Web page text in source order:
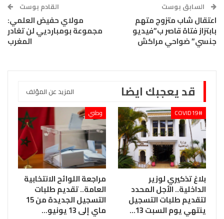
السابق بوست
اعتقال شاب متزوج متهم
بابتزاز فتاة قاصر ب”فيديو
جنسي” ضواحي مراكش
القادم بوست
مولاي حفيض العلمي:
مجموعة بومبارديي لن تغادر
المغرب
قد يعجبك ايضا المزيد عن المؤلف
COVID19#
بلاغ تذكيري لوزير
الداخلية.. الأجل المحدد
لتقديم طلبات التسجيل
ينتهي يوم السبت 13…
وطني
مراجعة اللوائح الانتخابية
العامة.. تقديم طلبات
التسجيل الجديدة من 15
ماي إلى 13 يونيو…